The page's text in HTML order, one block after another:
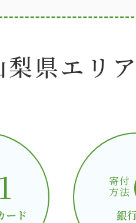
梨県エリ
ード
寄付
方法
銀